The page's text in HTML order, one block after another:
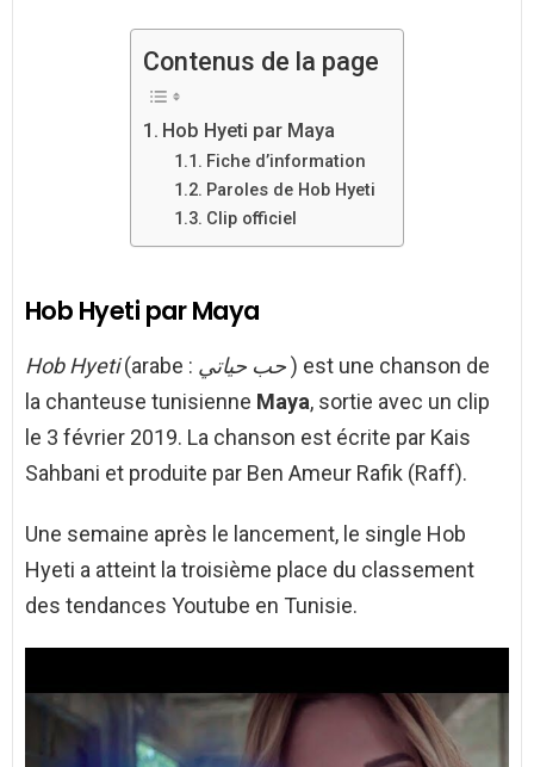
Contenus de la page
Hob Hyeti par Maya
Fiche d’information
Paroles de Hob Hyeti
Clip officiel
Hob Hyeti par Maya
Hob Hyeti(arabe : حب حياتي) est une chanson de
la chanteuse tunisienne Maya, sortie avec un clip
le 3 février 2019. La chanson est écrite par Kais
Sahbani et produite par Ben Ameur Rafik (Raff).
Une semaine après le lancement, le single Hob
Hyeti a atteint la troisième place du classement
des tendances Youtube en Tunisie.